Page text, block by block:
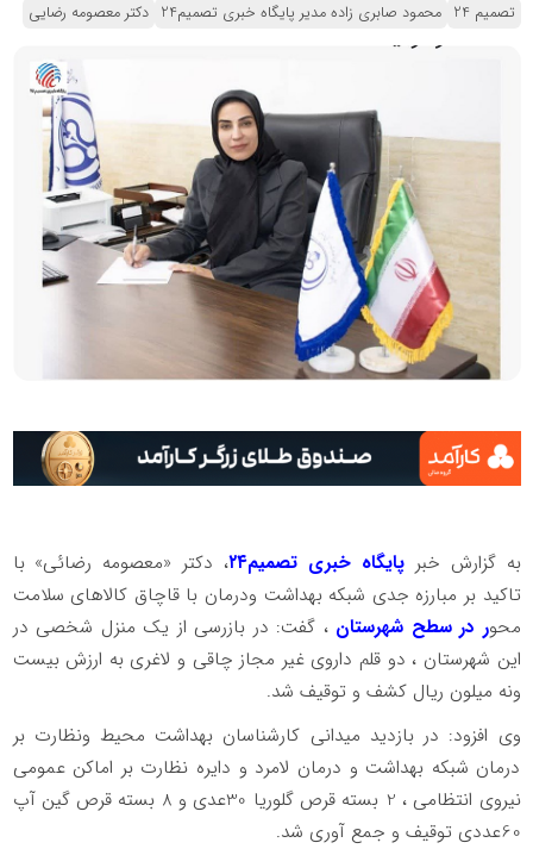
تصمیم 24
محمود صابری زاده مدیر پایگاه خبری تصمیم24 دکتر معصومه رضایی
به گزارش خبر پایگاه خبری تصمیم۲۴
، دکتر «معصومه رضائی» با
تاکید بر مبارزه جدی شبکه بهداشت ودرمان با قاچاق کالاهای سلامت
محور در سطح شهرستان، گفت: در بازرسی از یک منزل شخصی در
این شهرستان ، دو قلم داروی غیر مجاز چاقی و لاغری به ارزش بیست
ونه میلون ریال کشف و توقیف شد.
وی افزود: در بازدید میدانی کارشناسان بهداشت محیط ونظارت بر
درمان شبکه بهداشت و درمان لامرد و دایره نظارت بر اماکن عمومی
نیروی انتظامی ، 2 بسته قرص گلوریا 30عدی و 8 بسته قرص گین آپ
60عددی توقیف و جمع آوری شد.